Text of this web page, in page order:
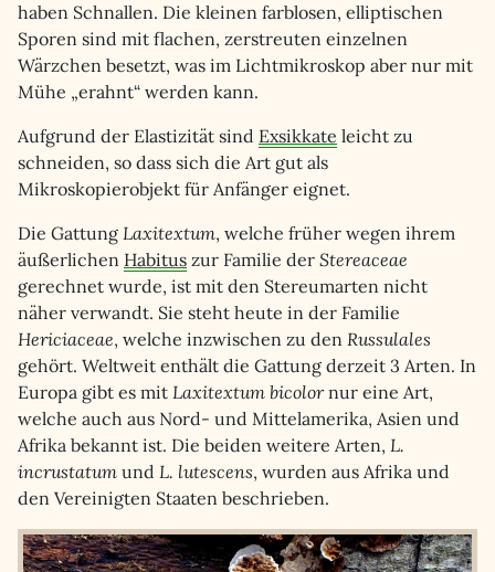
haben Schnallen. Die kleinen farblosen, elliptischen
Sporen sind mit flachen, zerstreuten einzelnen
Wärzchen besetzt, was im Lichtmikroskop aber nur mit
Mühe „erahnt“ werden kann.
Aufgrund der Elastizität sind Exsikkate leicht zu
schneiden, so dass sich die Art gut als
Mikroskopierobjekt für Anfänger eignet.
Die Gattung Laxitextum, welche früher wegen ihrem
äußerlichen Habitus zur Familie der Stereaceae
gerechnet wurde, ist mit den Stereumarten nicht
näher verwandt. Sie steht heute in der Familie
Hericiaceae, welche inzwischen zu den Russulales
gehört. Weltweit enthält die Gattung derzeit 3 Arten. In
Europa gibt es mit Laxitextum bicolornur eine Art,
welche auch aus Nord- und Mittelamerika, Asien und
Afrika bekannt ist. Die beiden weitere Arten, L.
incrustatum und L. lutescens, wurden aus Afrika und
den Vereinigten Staaten beschrieben.